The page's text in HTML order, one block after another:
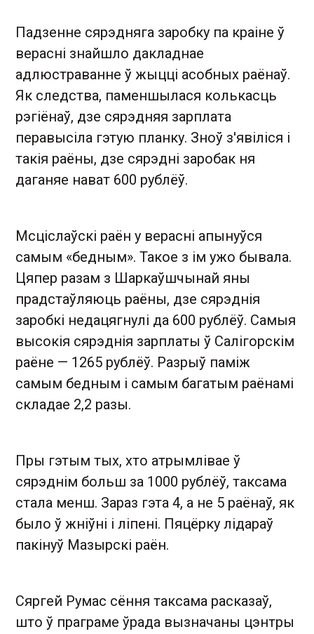
Падзенне сярэдняга заробку па краіне ў
верасні знайшло дакладнае
адлюстраванне ў жыцці асобных раёнаў.
Як следства, паменшылася колькасць
рэгіёнаў, дзе сярэдняя зарплата
перавысіла гэтую планку. Зноў з'явіліся і
такія раёны, дзе сярэдні заробак ня
даганяе нават 600 рублёў.
Мсціслаўскі раён у верасні апынуўся
самым «бедным». Такое з ім ужо бывала.
Цяпер разам з Шаркаўшчынай яны
прадстаўляюць раёны, дзе сярэднія
заробкі недацягнулі да 600 рублёў. Самыя
высокія сярэднія зарплаты ў Салігорскім
раёне — 1265 рублёў. Разрыў паміж
самым бедным і самым багатым раёнамі
складае 2,2 разы.
Пры гэтым тых, хто атрымлівае ў
сярэднім больш за 1000 рублёў, таксама
стала менш. Зараз гэта 4, а не 5 раёнаў, як
было ў жніўні і ліпені. Пяцёрку лідараў
пакінуў Мазырскі раён.
Сяргей Румас сёння таксама расказаў,
што ў праграме ўрада вызначаны цэнтры